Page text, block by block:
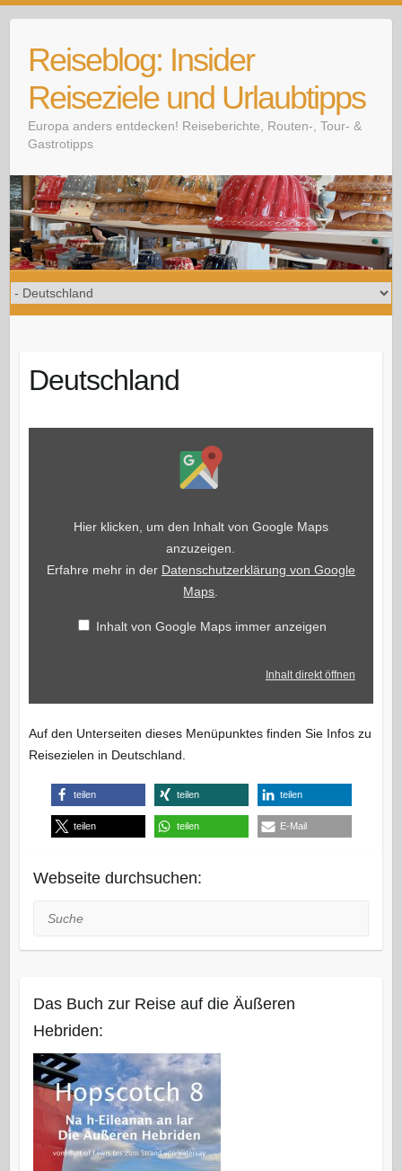
contentReiseblog: Insider
Reiseziele und Urlaubtipps
Europa anders entdecken! Reiseberichte, Routen-, Tour- &
Gastrotipps
Deutschland
Hier klicken, um den Inhalt von Google Maps
anzuzeigen.
Erfahre mehr in der Datenschutzerklärung von Google
Maps
Inhalt von Google Maps immer anzeigen
Inhalt direkt öffnen
Auf den Unterseiten dieses Menüpunktes finden Sie Infos zu
Reisezielen in Deutschland.
teilen teilen teilen
teilen teilen E-Mail
Webseite durchsuchen:
Suche
Das Buch zur Reise auf die Äußeren
Hebriden: